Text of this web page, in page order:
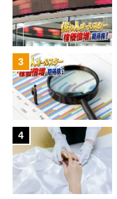
3
4